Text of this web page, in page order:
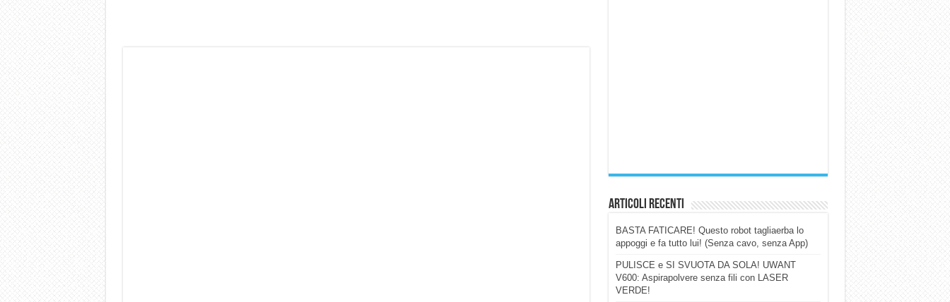
Articoli Recenti
BASTA FATICARE! Questo robot tagliaerba lo
appoggi e fa tutto lui! (Senza cavo, senza App)
PULISCE e SI SVUOTA DA SOLA! UWANT
V600: Aspirapolvere senza fili con LASER
VERDE!